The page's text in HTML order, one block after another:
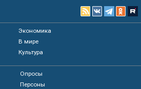
Экономика
В мире
Культура
Опросы
Персоны